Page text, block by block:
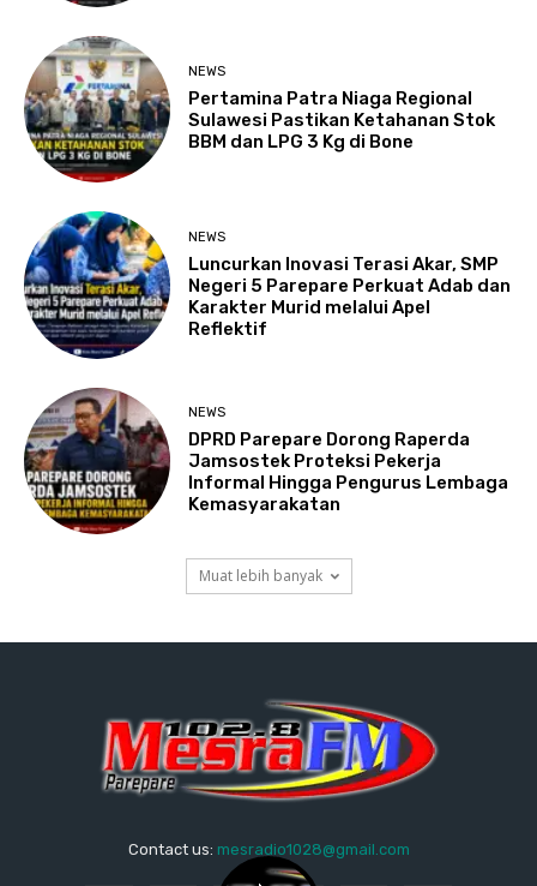
NEWS
Pertamina Patra Niaga Regional
Sulawesi Pastikan Ketahanan Stok
BBM dan LPG 3 Kg di Bone
NEWS
Luncurkan Inovasi Terasi Akar, SMP
Negeri 5 Parepare Perkuat Adab dan
Karakter Murid melalui Apel
Reflektif
NEWS
DPRD Parepare Dorong Raperda
Jamsostek Proteksi Pekerja
Informal Hingga Pengurus Lembaga
Kemasyarakatan
Muat lebih banyak
Contact us: mesradio1028@gmail.com